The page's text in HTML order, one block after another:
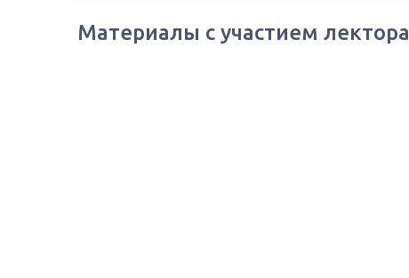
Материалы с участием лектора